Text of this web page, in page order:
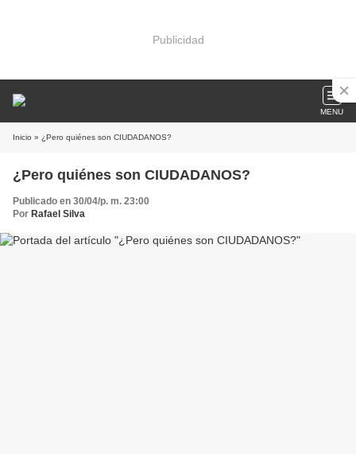
Publicidad
MENU
Inicio » ¿Pero quiénes son CIUDADANOS?
¿Pero quiénes son CIUDADANOS?
Publicado en 30/04/p. m. 23:00
Por Rafael Silva